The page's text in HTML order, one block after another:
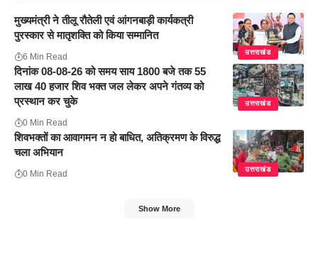
उत्तराखंड
मुख्यमंत्री ने तीलू रौतेली एवं आंगनबाड़ी कार्यकत्री
पुरस्कार से मातृशक्ति को किया सम्मानित
6 Min Read
उत्तराखंड
दिनांक 08-08-26 को समय साय 1800 बजे तक 55
लाख 40 हजार शिव भक्त जल लेकर अपने गंतव्य को
प्रस्थान कर चुके
0 Min Read
उत्तराखंड
शिवभक्तों का आवागमन न हो बाधित, अतिक्रमण के विरुद्ध
चला अभियान
0 Min Read
Show More